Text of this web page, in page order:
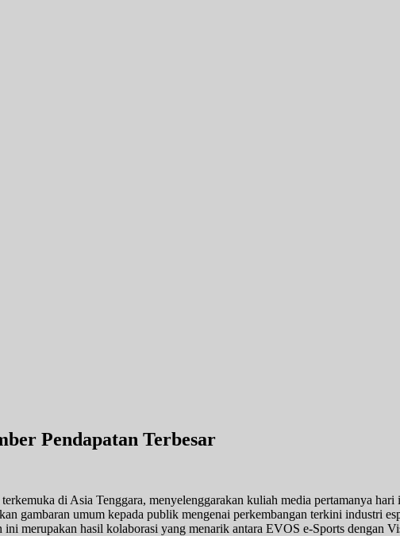
Pendapatan Terbesar
di Asia Tenggara, menyelenggarakan kuliah media pertamanya
gambaran umum kepada publik mengenai perkembangan terkini industri
ini merupakan hasil kolaborasi yang menarik antara EVOS e-Sports dengan